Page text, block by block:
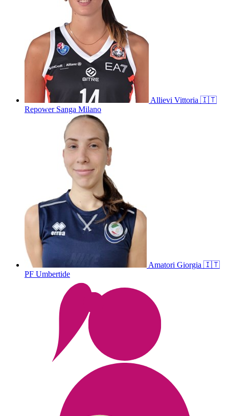
Allievi Vittoria 🇮🇹
Repower Sanga Milano
Amatori Giorgia 🇮🇹
PF Umbertide